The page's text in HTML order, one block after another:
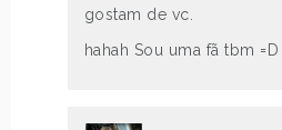
gostam de vc.
hahah Sou uma fã tbm =D